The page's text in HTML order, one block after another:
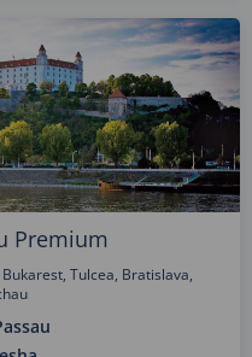
Premium
Tulcea, Bratislava,